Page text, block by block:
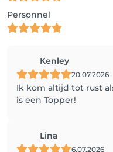
Personnel
Kenley
20.07.2026
Ik kom altijd tot rust
is een Topper!
Lina
6.07.2026